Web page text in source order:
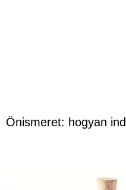
Önismeret: hogyan